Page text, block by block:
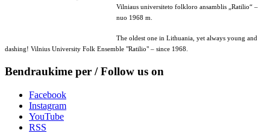
Vilniaus universiteto folkloro ansamblis „Ratilio“ –
nuo 1968 m.
The oldest one in Lithuania, yet always young and
dashing! Vilnius University Folk Ensemble "Ratilio" – since 1968.
Bendraukime per / Follow us on
Facebook
Instagram
YouTube
RSS